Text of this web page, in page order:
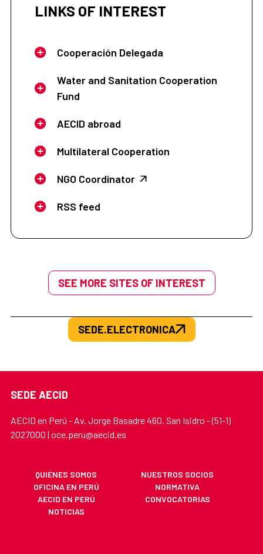
LINKS OF INTEREST
Cooperación Delegada
Water and Sanitation Cooperation
Fund
AECID abroad
Multilateral Cooperation
NGO Coordinator
RSS feed
SEE MORE SITES OF INTEREST
SEDE.ELECTRONICA
SEDE AECID
AECID en Perú - Av. Jorge Basadre 460. San Isidro - (51-1)
2027000 | oce.peru@aecid.es
QUIÉNES SOMOS
NUESTROS SOCIOS
OFICINA EN PERÚ
NORMATIVA
AECID EN PERÚ
CONVOCATORIAS
NOTICIAS